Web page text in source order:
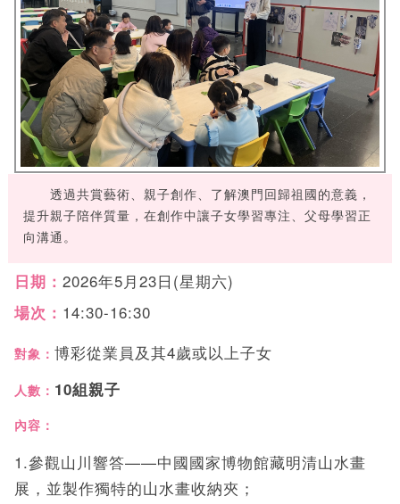
透過共賞藝術、親子創作、了解澳門回歸祖國的意義，
提升親子陪伴質量，在創作中讓子女學習專注、父母學習正
向溝通。
日期： 2026年5月23日(星期六)
場次： 14:30-16:30
對象： 博彩從業員及其4歲或以上子女
人數： 10組親子
內容：
1.參觀山川響答——中國國家博物館藏明清山水畫
展，並製作獨特的山水畫收納夾；